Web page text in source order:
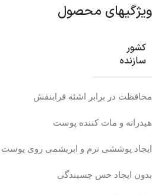
ویژگیهای محصول
کشور
سازنده
محافظت در برابر اشئه فرابنفش
هیدراته و مات کننده پوست
ایجاد پوششی نرم و ابریشمی روی پوست
بدون ایجاد حس چسبندگی